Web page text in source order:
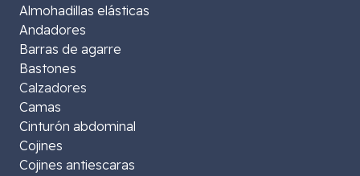
Almohadillas elásticas
Andadores
Barras de agarre
Bastones
Calzadores
Camas
Cinturón abdominal
Cojines
Cojines antiescaras